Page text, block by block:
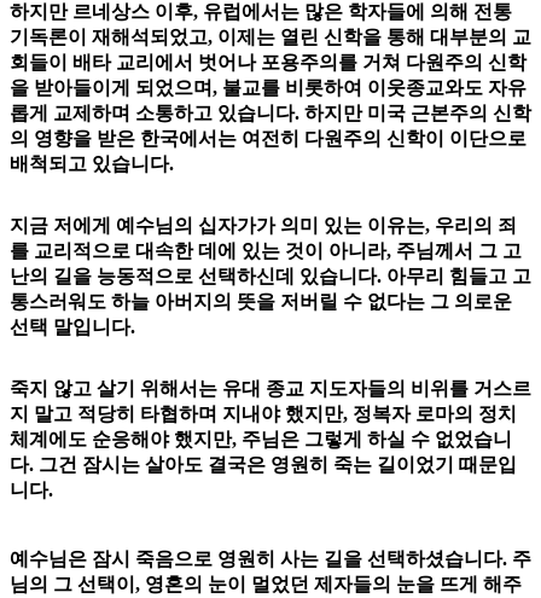
하지만 르네상스 이후, 유럽에서는 많은 학자들에 의해 전통
기독론이 재해석되었고, 이제는 열린 신학을 통해 대부분의 교
회들이 배타 교리에서 벗어나 포용주의를 거쳐 다원주의 신학
을 받아들이게 되었으며, 불교를 비롯하여 이웃종교와도 자유
롭게 교제하며 소통하고 있습니다. 하지만 미국 근본주의 신학
의 영향을 받은 한국에서는 여전히 다원주의 신학이 이단으로
배척되고 있습니다.
지금 저에게 예수님의 십자가가 의미 있는 이유는, 우리의 죄
를 교리적으로 대속한 데에 있는 것이 아니라, 주님께서 그 고
난의 길을 능동적으로 선택하신데 있습니다. 아무리 힘들고 고
통스러워도 하늘 아버지의 뜻을 저버릴 수 없다는 그 의로운
선택 말입니다.
죽지 않고 살기 위해서는 유대 종교 지도자들의 비위를 거스르
지 말고 적당히 타협하며 지내야 했지만, 정복자 로마의 정치
체계에도 순응해야 했지만, 주님은 그렇게 하실 수 없었습니
다. 그건 잠시는 살아도 결국은 영원히 죽는 길이었기 때문입
니다.
예수님은 잠시 죽음으로 영원히 사는 길을 선택하셨습니다. 주
님의 그 선택이, 영혼의 눈이 멀었던 제자들의 눈을 뜨게 해주